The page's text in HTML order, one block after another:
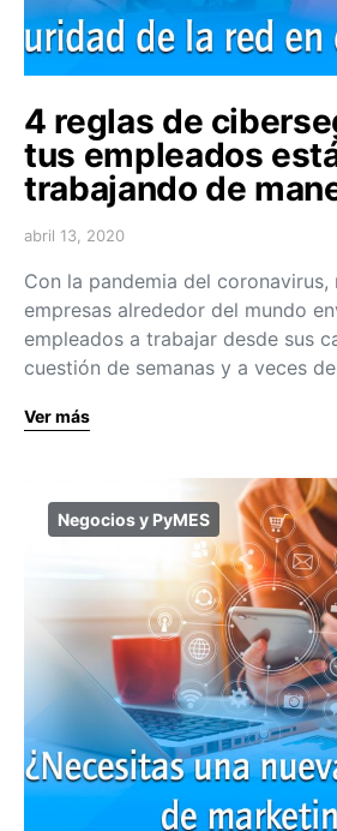
4 reglas de
tus empleados
trabajando de
abril 13, 2020
Con la pandemia del coronavirus,
empresas alrededor del mundo
empleados a trabajar desde sus
cuestión de semanas y a veces
Ver más
Negocios y PyMES